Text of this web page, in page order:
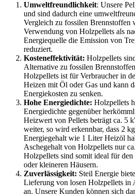
Umweltfreundlichkeit: Unsere
und sind dadurch eine
Vergleich zu fossilen Brennstoffen
Verwendung von Holzpellets als
Energiequelle die Emission von
reduziert.
Kosteneffektivität: Holzpellets
Alternative zu fossilen
Holzpellets ist für Verbraucher in
Heizen mit Öl oder Gas und kann
Energiekosten zu senken.
Hohe Energiedichte: Holzpellets
Energiedichte gegenüber
Heizwert von Pellets beträgt ca. 5
weiter, so wird erkennbar, dass 2
Energiegehalt wie 1 Liter Heizöl
Aschegehalt von Holzpellets nur
Holzpellets sind somit ideal für
oder kleineren Häusern.
Zuverlässigkeit: Steil Energie
Lieferung von losen Holzpellets in
an. Unsere Kunden können sich